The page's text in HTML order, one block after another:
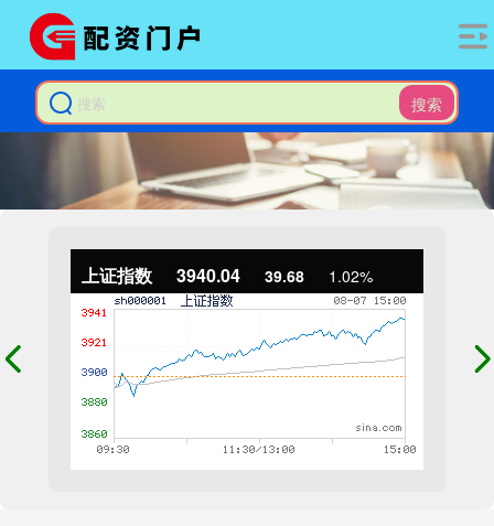
搜索
上证指数 3940.04 39.68 1.02%